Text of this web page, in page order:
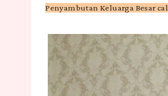
Penyambutan Keluarga Besar